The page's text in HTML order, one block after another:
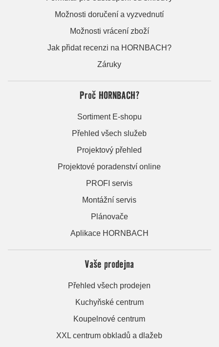
Možnosti doručení a vyzvednutí
Možnosti vrácení zboží
Jak přidat recenzi na HORNBACH?
Záruky
Proč HORNBACH?
Sortiment E-shopu
Přehled všech služeb
Projektový přehled
Projektové poradenství online
PROFI servis
Montážní servis
Plánovače
Aplikace HORNBACH
Vaše prodejna
Přehled všech prodejen
Kuchyňské centrum
Koupelnové centrum
XXL centrum obkladů a dlažeb